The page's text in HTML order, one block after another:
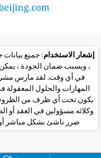
إشعار الاستخدام: جميع بيانات
، وبسبب ضمان الجودة ، يمكن
في أي وقت. لقد مارس
المهارات والحلول
يكون تحت أي ظرف من
وكلائه مسؤولين في العقد أو
ضرر ناشئ بشكل مباشر أو